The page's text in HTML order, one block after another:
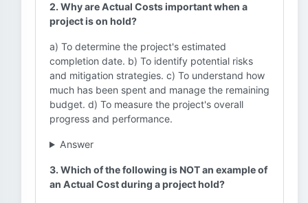
2. Why are Actual Costs important when a
project is on hold?
a) To determine the project's estimated
completion date. b) To identify potential risks
and mitigation strategies. c) To understand how
much has been spent and manage the remaining
budget. d) To measure the project's overall
progress and performance.
Answer
3. Which of the following is NOT an example of
an Actual Cost during a project hold?